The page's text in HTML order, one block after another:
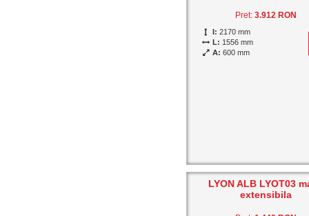
Pret:3.912 RON
I: 2170 mm
L: 1556 mm
A: 600 mm
LYON ALB LYOT03
extensibila